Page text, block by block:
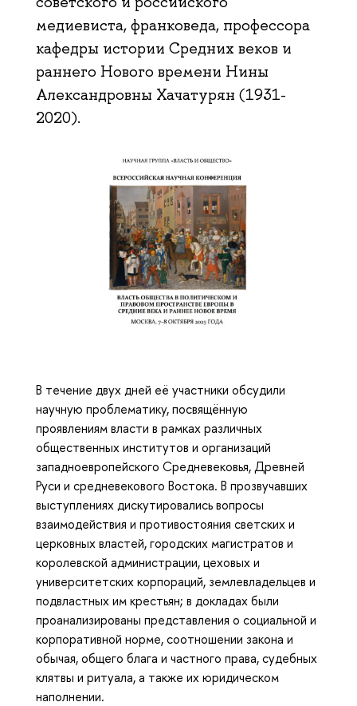
медиевиста, франковеда, профессора
кафедры истории Средних веков и
раннего Нового времени Нины
Александровны Хачатурян (1931-
2020).
В течение двух дней её участники обсудили
научную проблематику, посвящённую
проявлениям власти в рамках различных
общественных институтов и организаций
западноевропейского Средневековья, Древней
Руси и средневекового Востока. В прозвучавших
выступлениях дискутировались вопросы
взаимодействия и противостояния светских и
церковных властей, городских магистратов и
королевской администрации, цеховых и
университетских корпораций, землевладельцев и
подвластных им крестьян; в докладах были
проанализированы представления о социальной и
корпоративной норме, соотношении закона и
обычая, общего блага и частного права, судебных
клятвы и ритуала, а также их юридическом
наполнении.